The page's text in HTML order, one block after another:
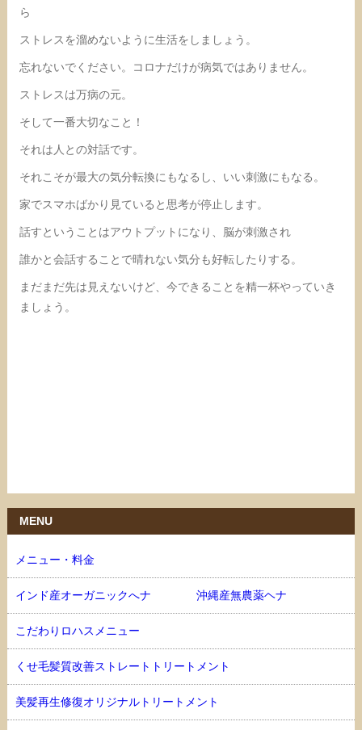
ら
ストレスを溜めないように生活をしましょう。
忘れないでください。コロナだけが病気ではありません。
ストレスは万病の元。
そして一番大切なこと！
それは人との対話です。
それこそが最大の気分転換にもなるし、いい刺激にもなる。
家でスマホばかり見ていると思考が停止します。
話すということはアウトプットになり、脳が刺激され
誰かと会話することで晴れない気分も好転したりする。
まだまだ先は見えないけど、今できることを精一杯やっていき
ましょう。
MENU
メニュー・料金
インド産オーガニックへナ 沖縄産無農薬ヘナ
こだわりロハスメニュー
くせ毛髪質改善ストレートトリートメント
美髪再生修復オリジナルトリートメント